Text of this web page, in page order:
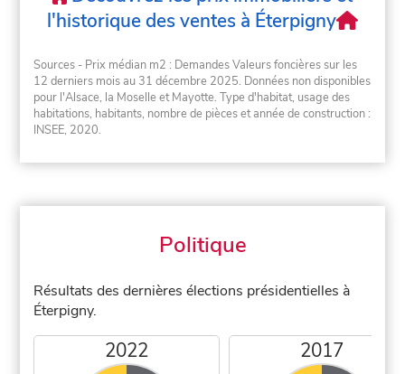
l'historique des ventes à Éterpigny
Sources - Prix médian m2 : Demandes Valeurs foncières sur les
12 derniers mois au 31 décembre 2025. Données non disponibles
pour l'Alsace, la Moselle et Mayotte. Type d'habitat, usage des
habitations, habitants, nombre de pièces et année de construction :
INSEE, 2020.
Politique
Résultats des dernières élections présidentielles à
Éterpigny.
2022 2017